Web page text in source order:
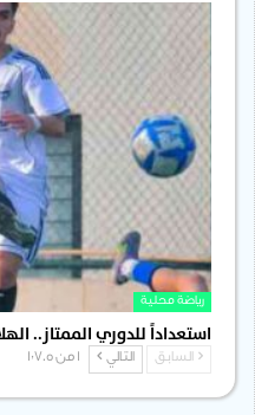
رياضة محلية
استعداداً للدوري الممتاز..
السابق التالي